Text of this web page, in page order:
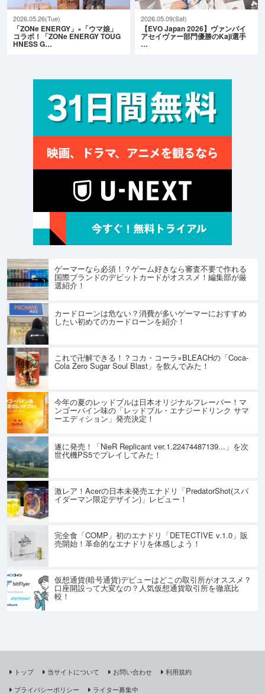
2026.05.26(Tue)
「ZONe ENERGY」×「ウマ娘」
コラボ！「ZONe ENERGY TOUG
HNESS G…
2026.05.09(Sat)
【EVO Japan 2026】ヴァンパイ
アセイヴァー部門優勝のKaji選手
…
ゲーマーなら必須！？ゲーム好きなら審査不要で作れる
国際ブランドのデビットカードがオススメ！編集部が厳
選紹介！
カードローンは危ない？消費が多いゲーマーにおすすめ
したい初めてのカードローンを紹介！
これで卍解できる！？コカ・コーラ×BLEACHの「Coca-
Cola Zero Sugar Soul Blast」を飲んでみた！
今年の夏のレッドブルは日本オリジナルフレーバー！マ
ンゴーパイン味の「レッドブル・エナジードリンク サマ
ーエディション」発売決定！
遂に発売！「NieR Replicant ver.1.22474487139...」を次
世代機PS5でプレイしてみた！
激レア！Acerの日本未発売エナドリ「PredatorShot(スパ
イダーマン限定デザイン)」レビュー！
完全食「COMP」初のエナドリ「DETECTIVE v.1.0」販
売開始！革命的なエナドリを体感しよう！
仮想通貨(暗号通貨)デビューはどこの取引所がオススメ？
口座開設って大変なの？人気仮想通貨取引所を徹底比
較！
トップ 当サイトについて お問い合わせ
利用規約
プライバシーポリシー
ライター募集中